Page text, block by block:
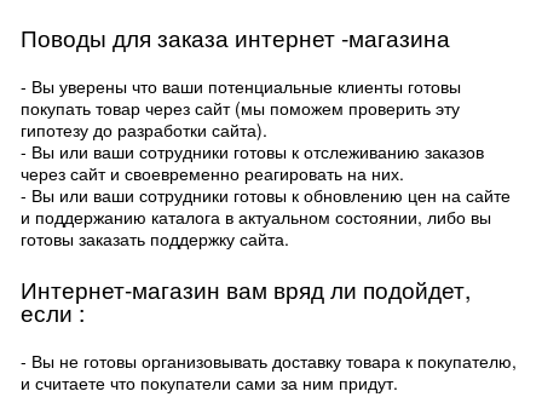
Поводы для заказа интернет -магазина
- Вы уверены что ваши потенциальные клиенты готовы
покупать товар через сайт (мы поможем проверить эту
гипотезу до разработки сайта).
- Вы или ваши сотрудники готовы к отслеживанию заказов
через сайт и своевременно реагировать на них.
- Вы или ваши сотрудники готовы к обновлению цен на сайте
и поддержанию каталога в актуальном состоянии, либо вы
готовы заказать поддержку сайта.
Интернет-магазин вам вряд ли подойдет,
если :
- Вы не готовы организовывать доставку товара к покупателю,
и считаете что покупатели сами за ним придут.